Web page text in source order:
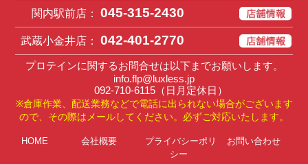
関内駅前店： 045-315-2430
武蔵小金井店： 042-401-2770
プロテインに関するお問合せは以下までお願いします。
info.flp@luxless.jp
092-710-6115（日月定休日）
※倉庫作業、配送業務などで電話に出られない場合がございます
ので、その際はメールしてください。必ずご対応いたします。
HOME 会社概要
プライバシーポリ
シー
お問い合わせ